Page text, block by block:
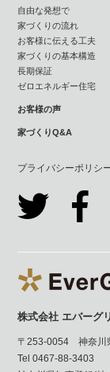
自由な発想で
家づくりの流れ
お客様に伝える工夫
家づくりの基本構造
長期保証
ゼロエネルギー住宅
お客様の声
家づくりQ&A
プライバシーポリシ
株式会社 エバーグ
〒253-0054 神奈川
Tel 0467-88-3403